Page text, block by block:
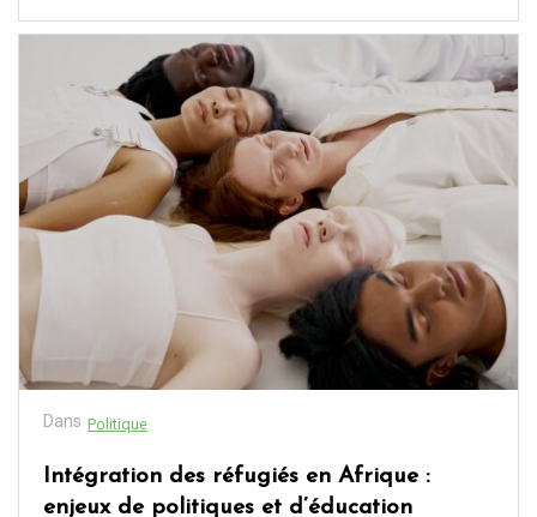
Dans Politique
Intégration des réfugiés en Afrique :
enjeux de politiques et d’éducation